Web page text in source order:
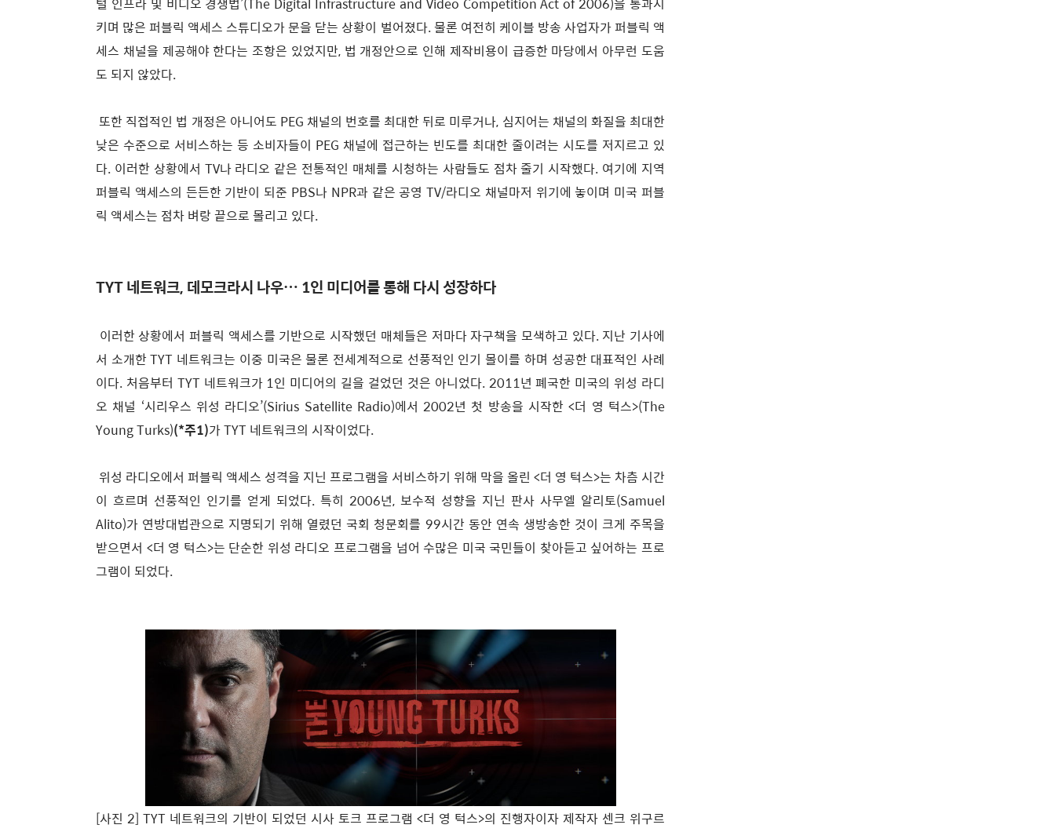
키며 많은 퍼블릭 액세스 스튜디오가 문을 닫는 상황이 벌어졌다. 물론 여전히 케이블 방송 사업자가 퍼블릭 액
세스 채널을 제공해야 한다는 조항은 있었지만, 법 개정안으로 인해 제작비용이 급증한 마당에서 아무런 도움
도 되지 않았다.
또한 직접적인 법 개정은 아니어도 PEG 채널의 번호를 최대한 뒤로 미루거나, 심지어는 채널의 화질을 최대한
낮은 수준으로 서비스하는 등 소비자들이 PEG 채널에 접근하는 빈도를 최대한 줄이려는 시도를 저지르고 있
다. 이러한 상황에서 TV나 라디오 같은 전통적인 매체를 시청하는 사람들도 점차 줄기 시작했다. 여기에 지역
퍼블릭 액세스의 든든한 기반이 되준 PBS나 NPR과 같은 공영 TV/라디오 채널마저 위기에 놓이며 미국 퍼블
릭 액세스는 점차 벼랑 끝으로 몰리고 있다.
TYT 네트워크, 데모크라시 나우… 1인 미디어를 통해 다시 성장하다
이러한 상황에서 퍼블릭 액세스를 기반으로 시작했던 매체들은 저마다 자구책을 모색하고 있다. 지난 기사에
서 소개한 TYT 네트워크는 이중 미국은 물론 전세계적으로 선풍적인 인기 몰이를 하며 성공한 대표적인 사례
이다. 처음부터 TYT 네트워크가 1인 미디어의 길을 걸었던 것은 아니었다. 2011년 폐국한 미국의 위성 라디
오 채널 ‘시리우스 위성 라디오’(Sirius Satellite Radio)에서 2002년 첫 방송을 시작한 <더 영 턱스>(The
Young Turks)(*주1)가 TYT 네트워크의 시작이었다.
위성 라디오에서 퍼블릭 액세스 성격을 지닌 프로그램을 서비스하기 위해 막을 올린 <더 영 턱스>는 차츰 시간
이 흐르며 선풍적인 인기를 얻게 되었다. 특히 2006년, 보수적 성향을 지닌 판사 사무엘 알리토(Samuel
Alito)가 연방대법관으로 지명되기 위해 열렸던 국회 청문회를 99시간 동안 연속 생방송한 것이 크게 주목을
받으면서 <더 영 턱스>는 단순한 위성 라디오 프로그램을 넘어 수많은 미국 국민들이 찾아듣고 싶어하는 프로
그램이 되었다.
[사진 2] TYT 네트워크의 기반이 되었던 시사 토크 프로그램 <더 영 턱스>의 진행자이자 제작자 센크 위구르